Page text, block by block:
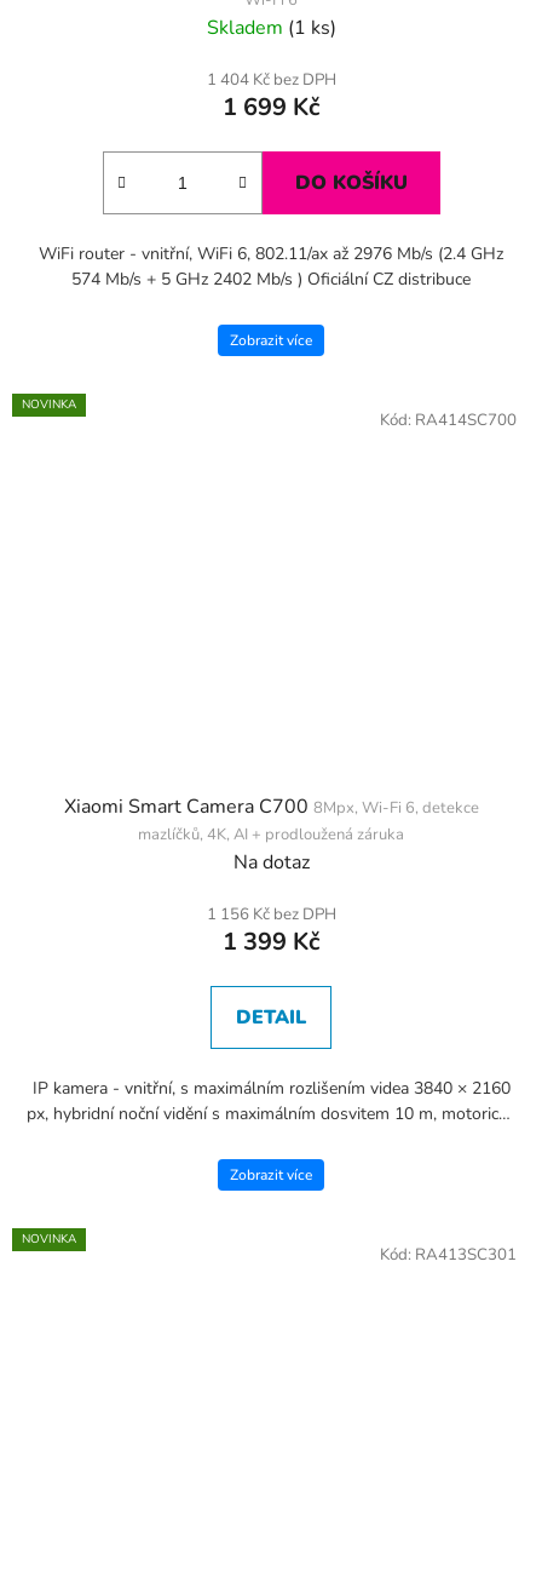
Skladem (1 ks)
1 404 Kč bez DPH
1 699 Kč
DO KOŠÍKU
WiFi router - vnitřní, WiFi 6, 802.11/ax až 2976 Mb/s (2.4 GHz
574 Mb/s + 5 GHz 2402 Mb/s ) Oficiální CZ distribuce
Zobrazit více
NOVINKA
Xiaomi Smart Camera C700 8Mpx, Wi-Fi 6, detekce
mazlíčků, 4K, AI + prodloužená záruka
Na dotaz
1 156 Kč bez DPH
1 399 Kč
DETAIL
IP kamera - vnitřní, s maximálním rozlišením videa 3840 × 2160
px, hybridní noční vidění s maximálním dosvitem 10 m, motorická
Zobrazit více
Kód: RA414SC700
NOVINKA
Kód: RA413SC301